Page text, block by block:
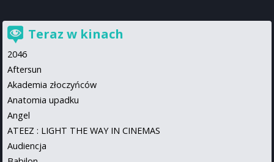
Teraz w kinach
2046
Aftersun
Akademia złoczyńców
Anatomia upadku
Angel
ATEEZ : LIGHT THE WAY IN CINEMAS
Audiencja